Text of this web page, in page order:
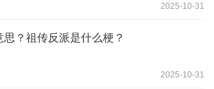
2025-10-31
？祖传反派是什么梗？
2025-10-31